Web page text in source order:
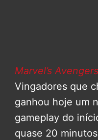
Marvel’s
Vingadores que
ganhou hoje um
gameplay do
quase 20